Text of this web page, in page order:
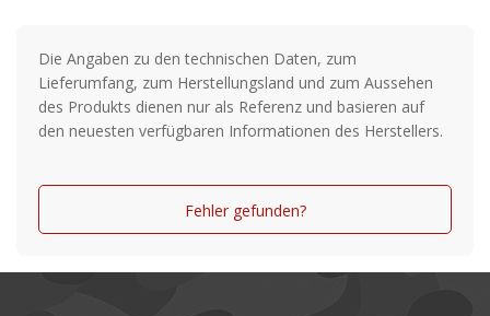
Die Angaben zu den technischen Daten, zum
Lieferumfang, zum Herstellungsland und zum Aussehen
des Produkts dienen nur als Referenz und basieren auf
den neuesten verfügbaren Informationen des Herstellers.
Fehler gefunden?